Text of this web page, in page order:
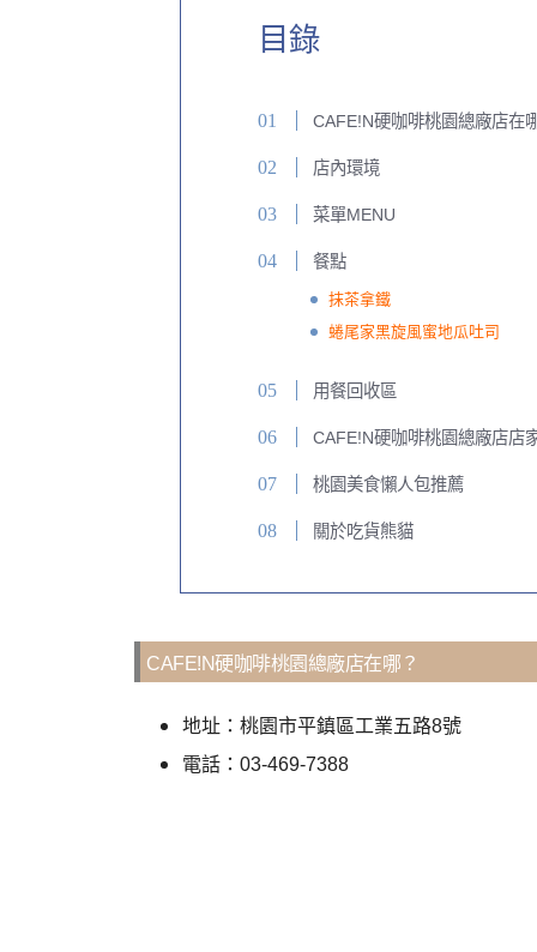
目錄
CAFE!N硬咖啡桃園總廠店在
店內環境
菜單MENU
餐點
抹茶拿鐵
蜷尾家黑旋風蜜地瓜吐司
用餐回收區
CAFE!N硬咖啡桃園總廠店店
桃園美食懶人包推薦
關於吃貨熊貓
CAFE!N硬咖啡桃園總廠店在哪？
地址：桃園市平鎮區工業五路8號
電話：03-469-7388